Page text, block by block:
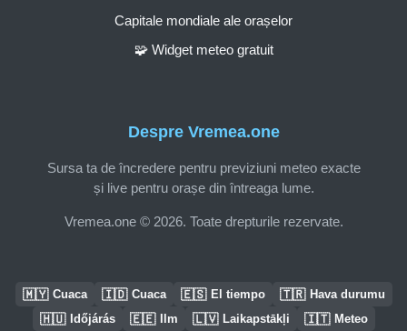
Despre Vremea.one
Sursa ta de încredere pentru previziuni meteo exacte
și live pentru orașe din întreaga lume.
Vremea.one © 2026. Toate drepturile rezervate.
Capitale mondiale ale orașelor
🧩 Widget meteo gratuit
🇲🇾 Cuaca 🇮🇩 Cuaca 🇪🇸 El tiempo 🇹🇷 Hava durumu
🇭🇺 Időjárás 🇪🇪 Ilm 🇱🇻 Laikapstākļi 🇮🇹 Meteo